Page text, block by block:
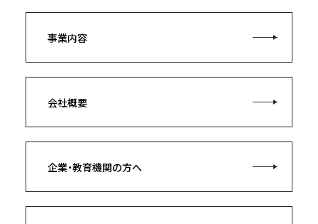
事業内容
会社概要
企業・教育機関の方へ